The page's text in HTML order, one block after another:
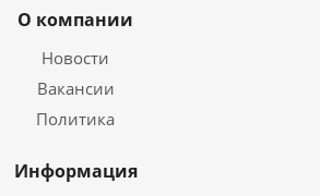
О компании
Новости
Вакансии
Политика
Информация